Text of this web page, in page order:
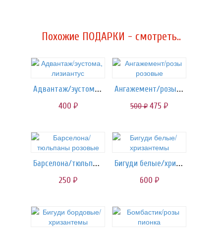
Похожие ПОДАРКИ - смотреть..
Адвантаж/эустома, лизиантус
400 руб.
Ангажемент/розы розовые
500руб. 475 руб.
Барселона/тюльпаны розовые
250 руб.
Бигуди белые/хризантемы
600 руб.